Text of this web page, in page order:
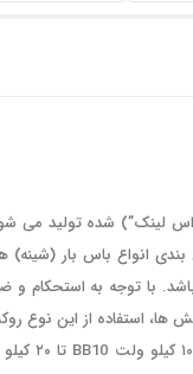
لینک”) شده تولید
انواع باس بار (شینه)
۱ کیلو ولت (فشار متوسط) می
استفاده از این نوع